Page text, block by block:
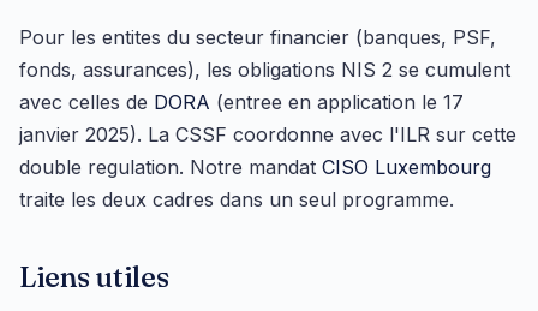
Pour les entites du secteur financier (banques, PSF,
fonds, assurances), les obligations NIS 2 se cumulent
avec celles de DORA (entree en application le 17
janvier 2025). La CSSF coordonne avec l'ILR sur cette
double regulation. Notre mandat CISO Luxembourg
traite les deux cadres dans un seul programme.
Liens utiles